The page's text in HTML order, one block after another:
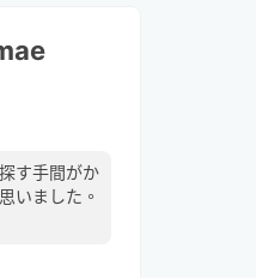
す手間がか
いました。